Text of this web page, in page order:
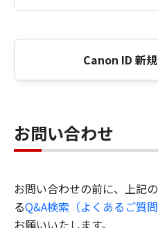
Canon ID 新
お問い合わせ
お問い合わせの前に、上記
るQ&A検索（よくあるご質問
お願いいたします。